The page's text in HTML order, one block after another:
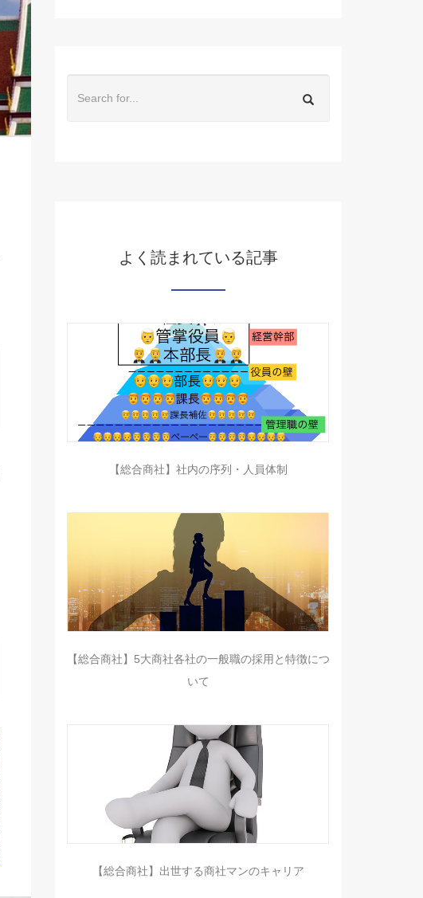
よく読まれている記事
【総合商社】社内の序列・人員体制
【総合商社】5大商社各社の一般職の採用と特徴につ
いて
【総合商社】出世する商社マンのキャリア